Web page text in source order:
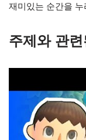
재미있는 순간을
주제와 관